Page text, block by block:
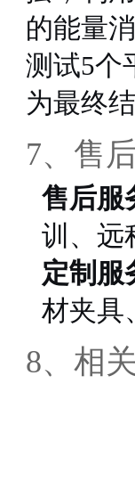
的能量
测试5个
为最终
7、售
售后服
训、远
定制服
材夹具
8、相